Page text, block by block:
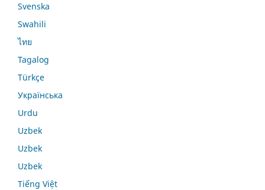
Svenska
Swahili
ไทย
Tagalog
Türkçe
Українська
Urdu
Uzbek
Uzbek
Uzbek
Tiếng Việt